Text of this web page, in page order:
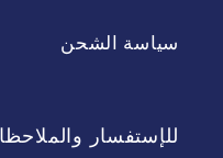
سياسة الشحن
للإستفسار